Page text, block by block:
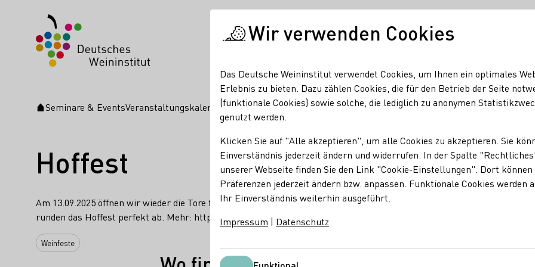
Startseite
Seminare & EventsVeranstaltungskalenderHoffest
Hoffest
Am 13.09.2025 öffnen wir wieder die Tore für unser Hoffest. Wir versorgen euch mit bester Electro, House und
runden das Hoffest perfekt ab. Mehr: https://www.maring-prigge.de/
Konstantinstraße 3,
Weinfeste
Wir verwenden Cookies
Das Deutsche Weininstitut verwendet Cookies, um Ihnen ein optimales
Erlebnis zu bieten. Dazu zählen Cookies, die für den Betrieb der Seite
(funktionale Cookies) sowie solche, die lediglich zu anonymen
genutzt werden.
Klicken Sie auf "Alle akzeptieren", um alle Cookies zu akzeptieren. Sie
Einverständnis jederzeit ändern und widerrufen. In der Spalte
unserer Webseite finden Sie den Link "Cookie-Einstellungen". Dort können
Präferenzen jederzeit ändern bzw. anpassen. Funktionale Cookies werden
Ihr Einverständnis weiterhin ausgeführt.
Impressum | Datenschutz